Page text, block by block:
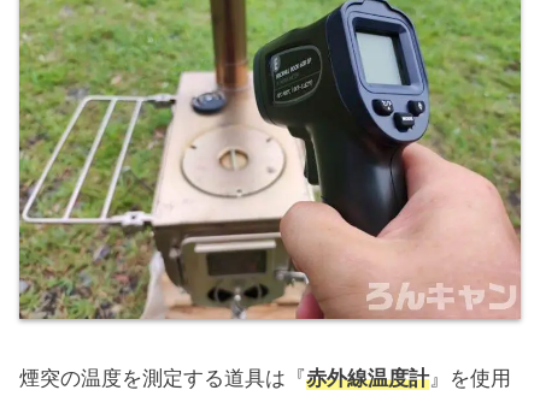
メリット
煙突の熱を有効利用できて暖かい（幕内
煙突の温度を測定する道具は『赤外線温度計』を使用